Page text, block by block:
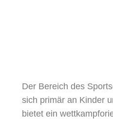
Der Bereich des
sich primär an Kinder
bietet ein